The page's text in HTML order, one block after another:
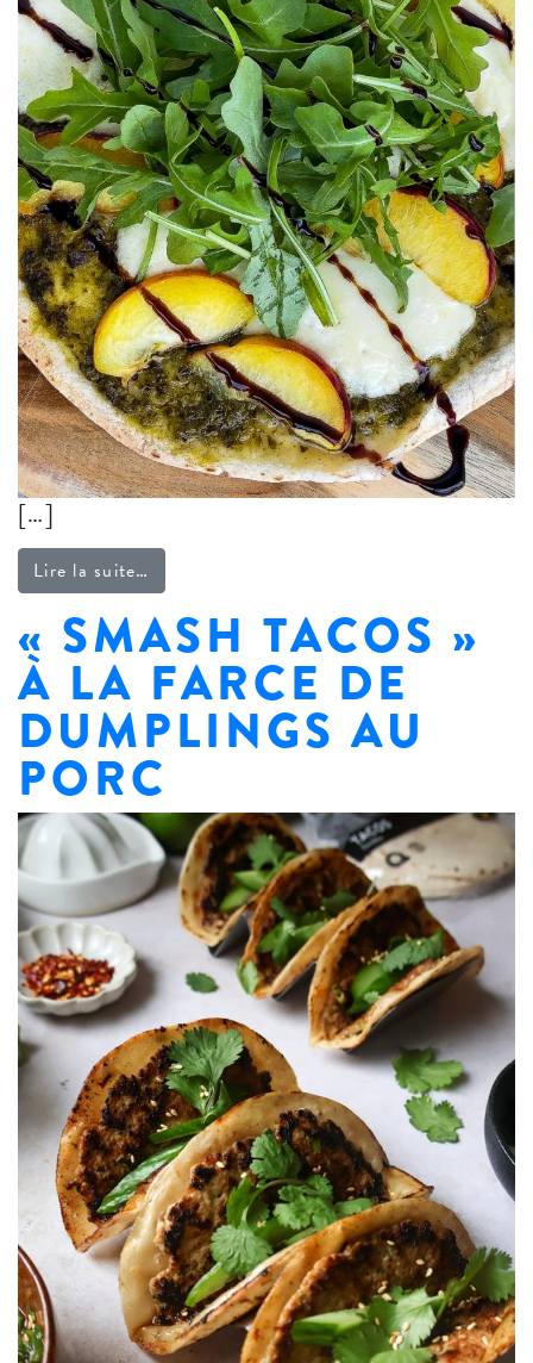
[…]
Lire la suite…
« SMASH TACOS »
À LA FARCE DE
DUMPLINGS AU
PORC